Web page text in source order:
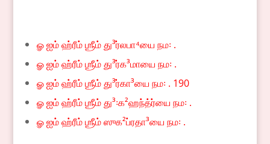
ௐ ஐம் ஹ்ரீம் ஶ்ரீம் து³ர்லபா⁴யை நம꞉ .
ௐ ஐம் ஹ்ரீம் ஶ்ரீம் து³ர்க³மாயை நம꞉ .
ௐ ஐம் ஹ்ரீம் ஶ்ரீம் து³ர்கா³யை நம꞉ . 190
ௐ ஐம் ஹ்ரீம் ஶ்ரீம் து³꞉க²ஹந்த்ர்யை நம꞉ .
ௐ ஐம் ஹ்ரீம் ஶ்ரீம் ஸுக²ப்ரதா³யை நம꞉ .